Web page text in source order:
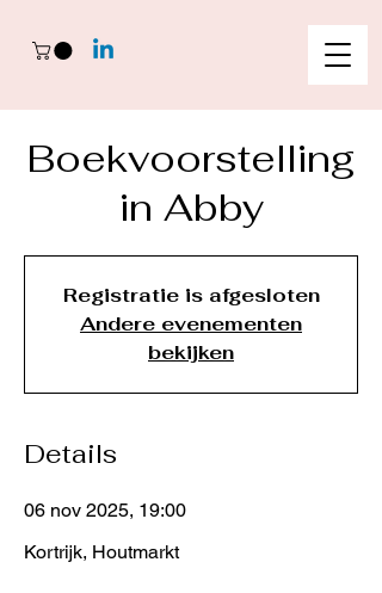
Boekvoorstelling
in Abby
Registratie is afgesloten
Andere evenementen
bekijken
Details
06 nov 2025, 19:00
Kortrijk, Houtmarkt